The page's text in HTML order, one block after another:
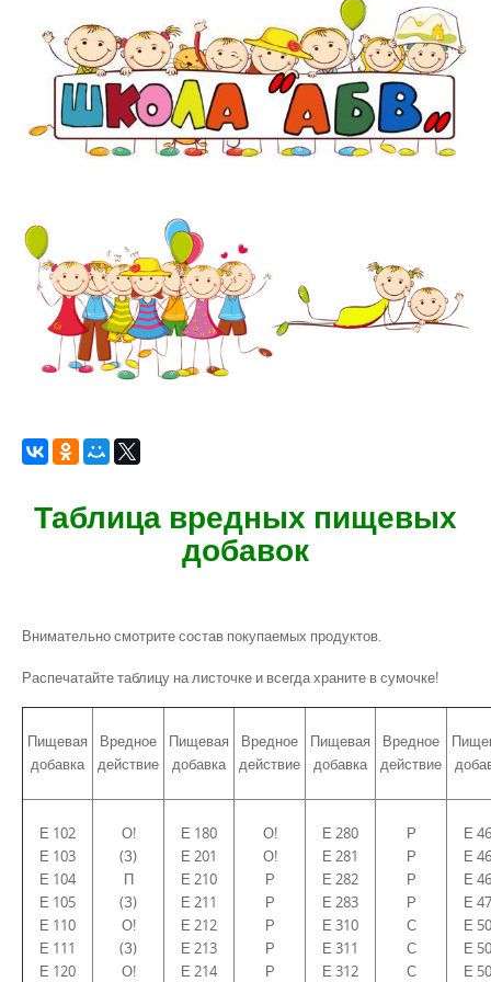
Таблица вредных пищевых
добавок
Внимательно смотрите состав покупаемых продуктов.
Распечатайте таблицу на листочке и всегда храните в сумочке!
Пищевая
добавка
Вредное
действие
Пищевая
добавка
Вредное
действие
Пищевая
добавка
Вредное
действие
Е 102
Е 103
Е 104
Е 105
Е 110
Е 111
Е 120
О!
(З)
П
(З)
О!
(З)
О!
Е 180
Е 201
Е 210
Е 211
Е 212
Е 213
Е 214
О!
О!
Р
Р
Р
Р
Р
Е 280
Е 281
Е 282
Е 283
Е 310
Е 311
Е 312
Р
Р
Р
Р
С
С
С
Е
Е
Е
Е
Е
Е
Е